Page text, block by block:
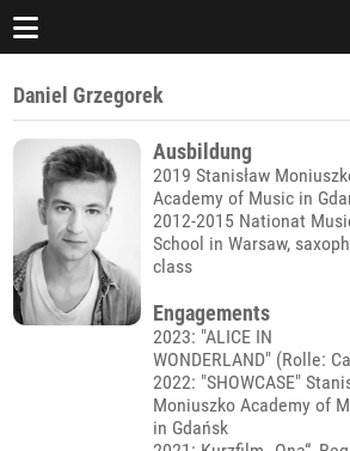
Daniel Grzegorek
Ausbildung
2019 Stanisław
Academy of Music in
2012-2015 Nationat
School in Warsaw,
class
Engagements
2023: "ALICE IN
WONDERLAND" (Rolle:
2022: "SHOWCASE"
Moniuszko Academy of
in Gdańsk